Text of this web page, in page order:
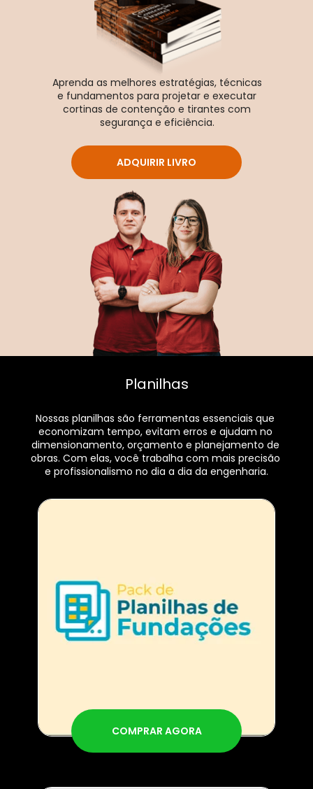
Aprenda as melhores estratégias, técnicas
e fundamentos para projetar e executar
cortinas de contenção e tirantes com
segurança e eficiência.
ADQUIRIR LIVRO
Planilhas
Nossas planilhas são ferramentas essenciais que
economizam tempo, evitam erros e ajudam no
dimensionamento, orçamento e planejamento de
obras. Com elas, você trabalha com mais precisão
e profissionalismo no dia a dia da engenharia.
COMPRAR AGORA